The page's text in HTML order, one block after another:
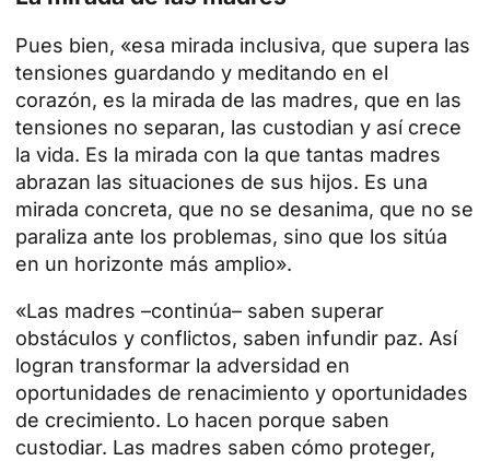
Pues bien, «esa mirada inclusiva, que supera las
tensiones guardando y meditando en el
corazón, es la mirada de las madres, que en las
tensiones no separan, las custodian y así crece
la vida. Es la mirada con la que tantas madres
abrazan las situaciones de sus hijos. Es una
mirada concreta, que no se desanima, que no se
paraliza ante los problemas, sino que los sitúa
en un horizonte más amplio».
«Las madres –continúa– saben superar
obstáculos y conflictos, saben infundir paz. Así
logran transformar la adversidad en
oportunidades de renacimiento y oportunidades
de crecimiento. Lo hacen porque saben
custodiar. Las madres saben cómo proteger,